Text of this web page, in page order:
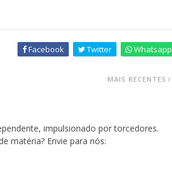
Facebook Twitter Whatsapp
MAIS RECENTES
impulsionado por torcedores.
matéria? Envie para nós: